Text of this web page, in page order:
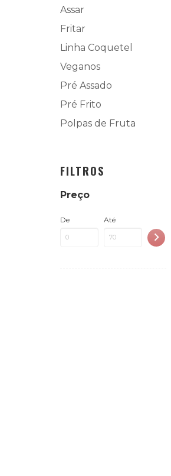
Assar
Fritar
Linha Coquetel
Veganos
Pré Assado
Pré Frito
Polpas de Fruta
FILTROS
Preço
De Até